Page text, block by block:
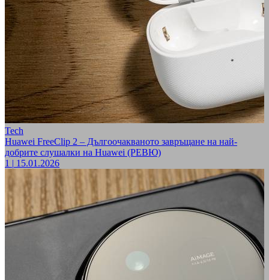
Tech
Huawei FreeClip 2 – Дългоочакваното завръщане на най-
добрите слушалки на Huawei (РЕВЮ)
1 | 15.01.2026